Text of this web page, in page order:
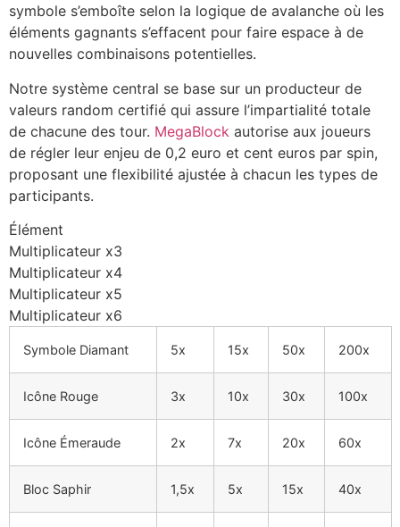
symbole s’emboîte selon la logique de avalanche où les
éléments gagnants s’effacent pour faire espace à de
nouvelles combinaisons potentielles.
Notre système central se base sur un producteur de
valeurs random certifié qui assure l’impartialité totale
de chacune des tour. MegaBlock autorise aux joueurs
de régler leur enjeu de 0,2 euro et cent euros par spin,
proposant une flexibilité ajustée à chacun les types de
participants.
Élément
Multiplicateur x3
Multiplicateur x4
Multiplicateur x5
Multiplicateur x6
Symbole Diamant 5x 15x 50x 200x
Icône Rouge 3x 10x 30x 100x
Icône Émeraude 2x 7x 20x 60x
Bloc Saphir 1,5x 5x 15x 40x